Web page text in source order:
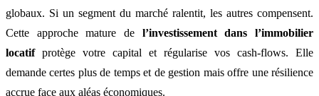
globaux. Si un segment du marché ralentit, les autres compensent.
Cette approche mature de l’investissement dans l’immobilier
locatifprotège votre capital et régularise vos cash-flows. Elle
demande certes plus de temps et de gestion mais offre une résilience
accrue face aux aléas économiques.